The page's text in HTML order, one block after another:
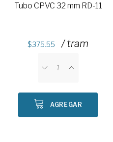
Tubo CPVC 32 mm RD-11
375.55 / tram
AGREGAR